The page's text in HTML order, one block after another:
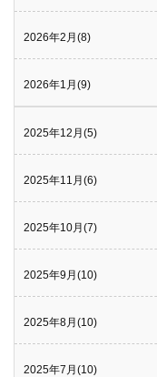
2026年2月(8)
2026年1月(9)
2025年12月(5)
2025年11月(6)
2025年10月(7)
2025年9月(10)
2025年8月(10)
2025年7月(10)